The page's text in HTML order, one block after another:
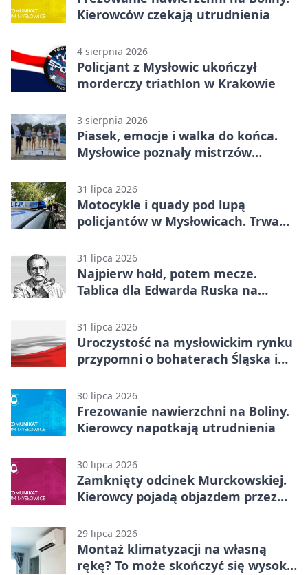
Kierowców czekają utrudnienia
4 sierpnia 2026
Policjant z Mysłowic ukończył
morderczy triathlon w Krakowie
3 sierpnia 2026
Piasek, emocje i walka do końca.
Mysłowice poznały mistrzów
31 lipca 2026
Motocykle i quady pod lupą
policjantów w Mysłowicach. Trwa
31 lipca 2026
Najpierw hołd, potem mecze.
Tablica dla Edwarda Ruska na
31 lipca 2026
Uroczystość na mysłowickim rynku
przypomni o bohaterach Śląska i
30 lipca 2026
Frezowanie nawierzchni na Boliny.
Kierowcy napotkają utrudnienia
30 lipca 2026
Zamknięty odcinek Murckowskiej.
Kierowcy pojadą objazdem przez
29 lipca 2026
Montaż klimatyzacji na własną
rękę? To może skończyć się wysoką